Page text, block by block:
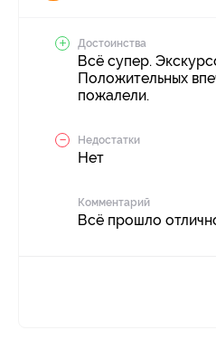
Достоинства
Всё супер.
Положительных
пожалели.
Недостатки
Нет
Комментарий
Всё прошло